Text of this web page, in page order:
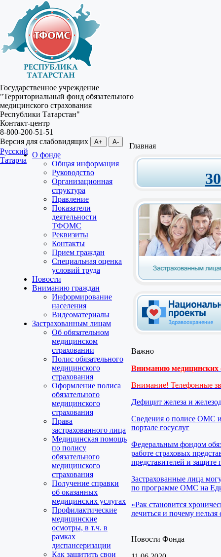
Государственное учреждение
"Территориальный фонд обязательного
медицинского страхования
Республики Татарстан"
Контакт-центр
8-800-200-51-51
Версия для слабовидящих
A+ A-
Русский
Татарча
О фонде
Общая информация
Руководство
Организационная
структура
Правление
Показатели
деятельности
ТФОМС
Реквизиты
Контакты
Прием граждан
Специальная оценка
условий труда
Новости
Вниманию граждан
Информирование
населения
Видеоматериалы
Застрахованным лицам
Об обязательном
медицинском
страховании
Полис обязательного
медицинского
страхования
Оформление полиса
обязательного
медицинского
страхования
Права
застрахованного лица
Медицинская помощь
по полису
обязательного
медицинского
страхования
Получение справки
об оказанных
медицинских услугах
Профилактические
медицинские
осмотры, в т.ч. в
рамках
диспансеризации
Как защитить свои
Главная
Важно
Вниманию медицинских
Внимание! Телефонные
Дефицит железа и
Сведения о полисе ОМС
портале госуслуг
Федеральным фондом
работе страховых
представителей и защите
Застрахованные лица
по программе ОМС на
«Рак становится
лечиться и почему нельзя
Новости Фонда